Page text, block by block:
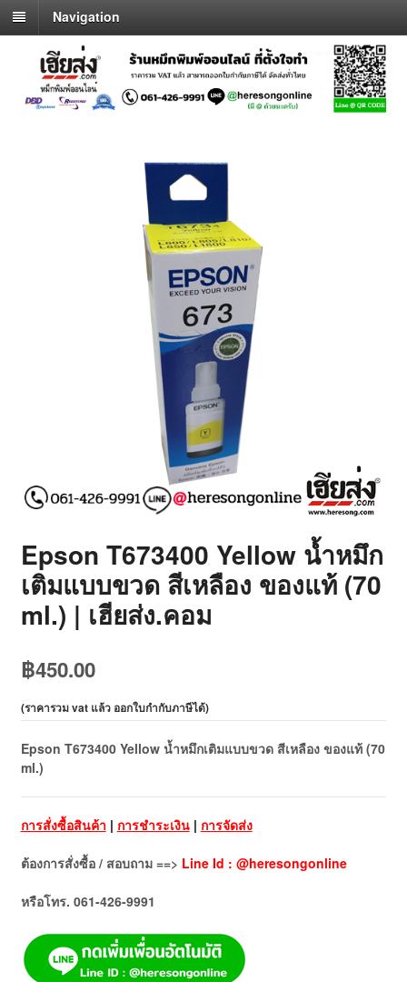
Navigation
Epson T673400 Yellow น้ำหมึก
เติมแบบขวด สีเหลือง ของแท้ (70
ml.) | เฮียส่ง.คอม
฿450.00
(ราคารวม vat แล้ว ออกใบกำกับภาษีได้)
Epson T673400 Yellow น้ำหมึกเติมแบบขวด สีเหลือง ของแท้ (70
ml.)
การสั่งซื้อสินค้า | การชำระเงิน| การจัดส่ง
ต้องการสั่งซื้อ / สอบถาม ==> Line Id : @heresongonline
หรือโทร. 061-426-9991